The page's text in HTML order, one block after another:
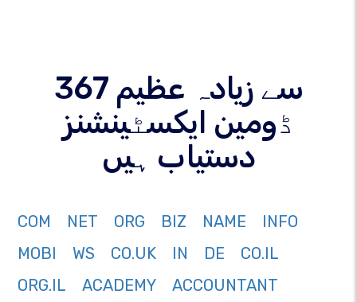
367 سے زیادہ عظیم
ڈومین ایکسٹینشنز
دستیاب ہیں
COM NET ORG BIZ NAME
INFO
MOBI
WS CO.UK IN DE
CO.IL
ORG.IL
ACADEMY
ACCOUNTANT